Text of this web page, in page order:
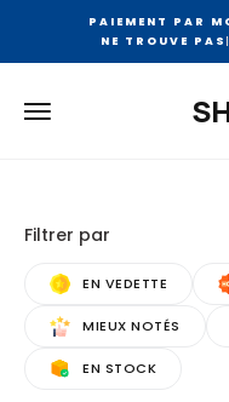
PAIEMENT PAR
NE TROUVE PAS
Filtrer par
EN VEDETTE
MIEUX NOTÉS
EN STOCK